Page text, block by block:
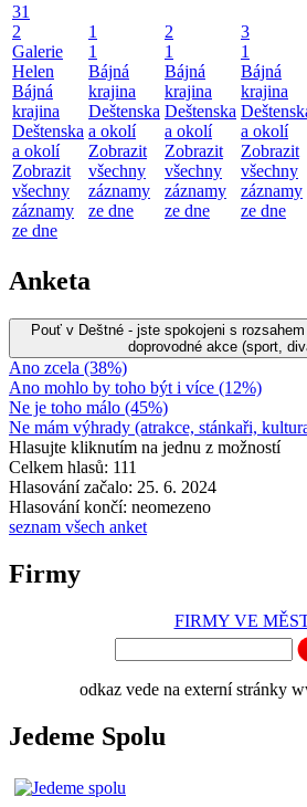
31
2
Galerie
Helen
Bájná
krajina
Deštenska
a okolí
Zobrazit
všechny
záznamy
ze dne
1
1
Bájná
krajina
Deštenska
a okolí
Zobrazit
všechny
záznamy
ze dne
2
1
Bájná
krajina
Deštenska
a okolí
Zobrazit
všechny
záznamy
ze dne
3
1
Bájná
krajina
a okolí
Zobrazit
všechny
záznamy
ze dne
Anketa
Pouť v Deštné - jste spokojeni s
doprovodné akce (sport,
Ano zcela (38%)
Ano mohlo by toho být i více (12%)
Ne je toho málo (45%)
Ne mám výhrady (atrakce, stánkaři,
Hlasujte kliknutím na jednu z možností
Celkem hlasů: 111
Hlasování začalo: 25. 6. 2024
Hlasování končí: neomezeno
seznam všech anket
Firmy
FIRMY VE
odkaz vede na externí stránky
Jedeme Spolu